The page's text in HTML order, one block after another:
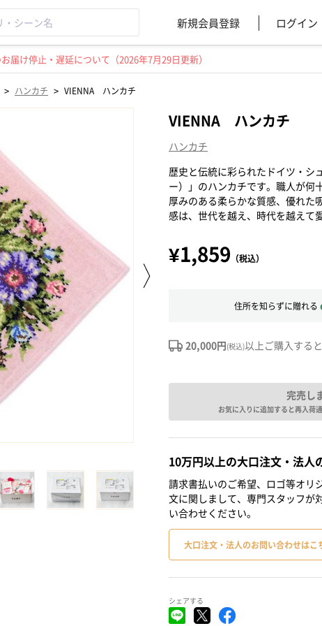
新規会員登録 ログイン
け停止・遅延について（2026年7月29日更新）
> ハンカチ > VIENNA ハンカチ
VIENNA ハンカチ
ハンカチ
歴史と伝統に彩られたドイツ・シ
ー）」のハンカチです。職人が何
厚みのある柔らかな質感、優れた
感は、世代を越え、時代を越えて
¥1,859 （税込）
住所を知らずに贈れる
20,000円(税込)以上ご購入すると
完売し
お気に入りに追加すると再入荷
10万円以上の大口注文・法人
請求書払いのご希望、ロゴ等オリ
文に関しまして、専門スタッフが
い合わせください。
大口注文・法人のお問い合わせはこ
シェアする